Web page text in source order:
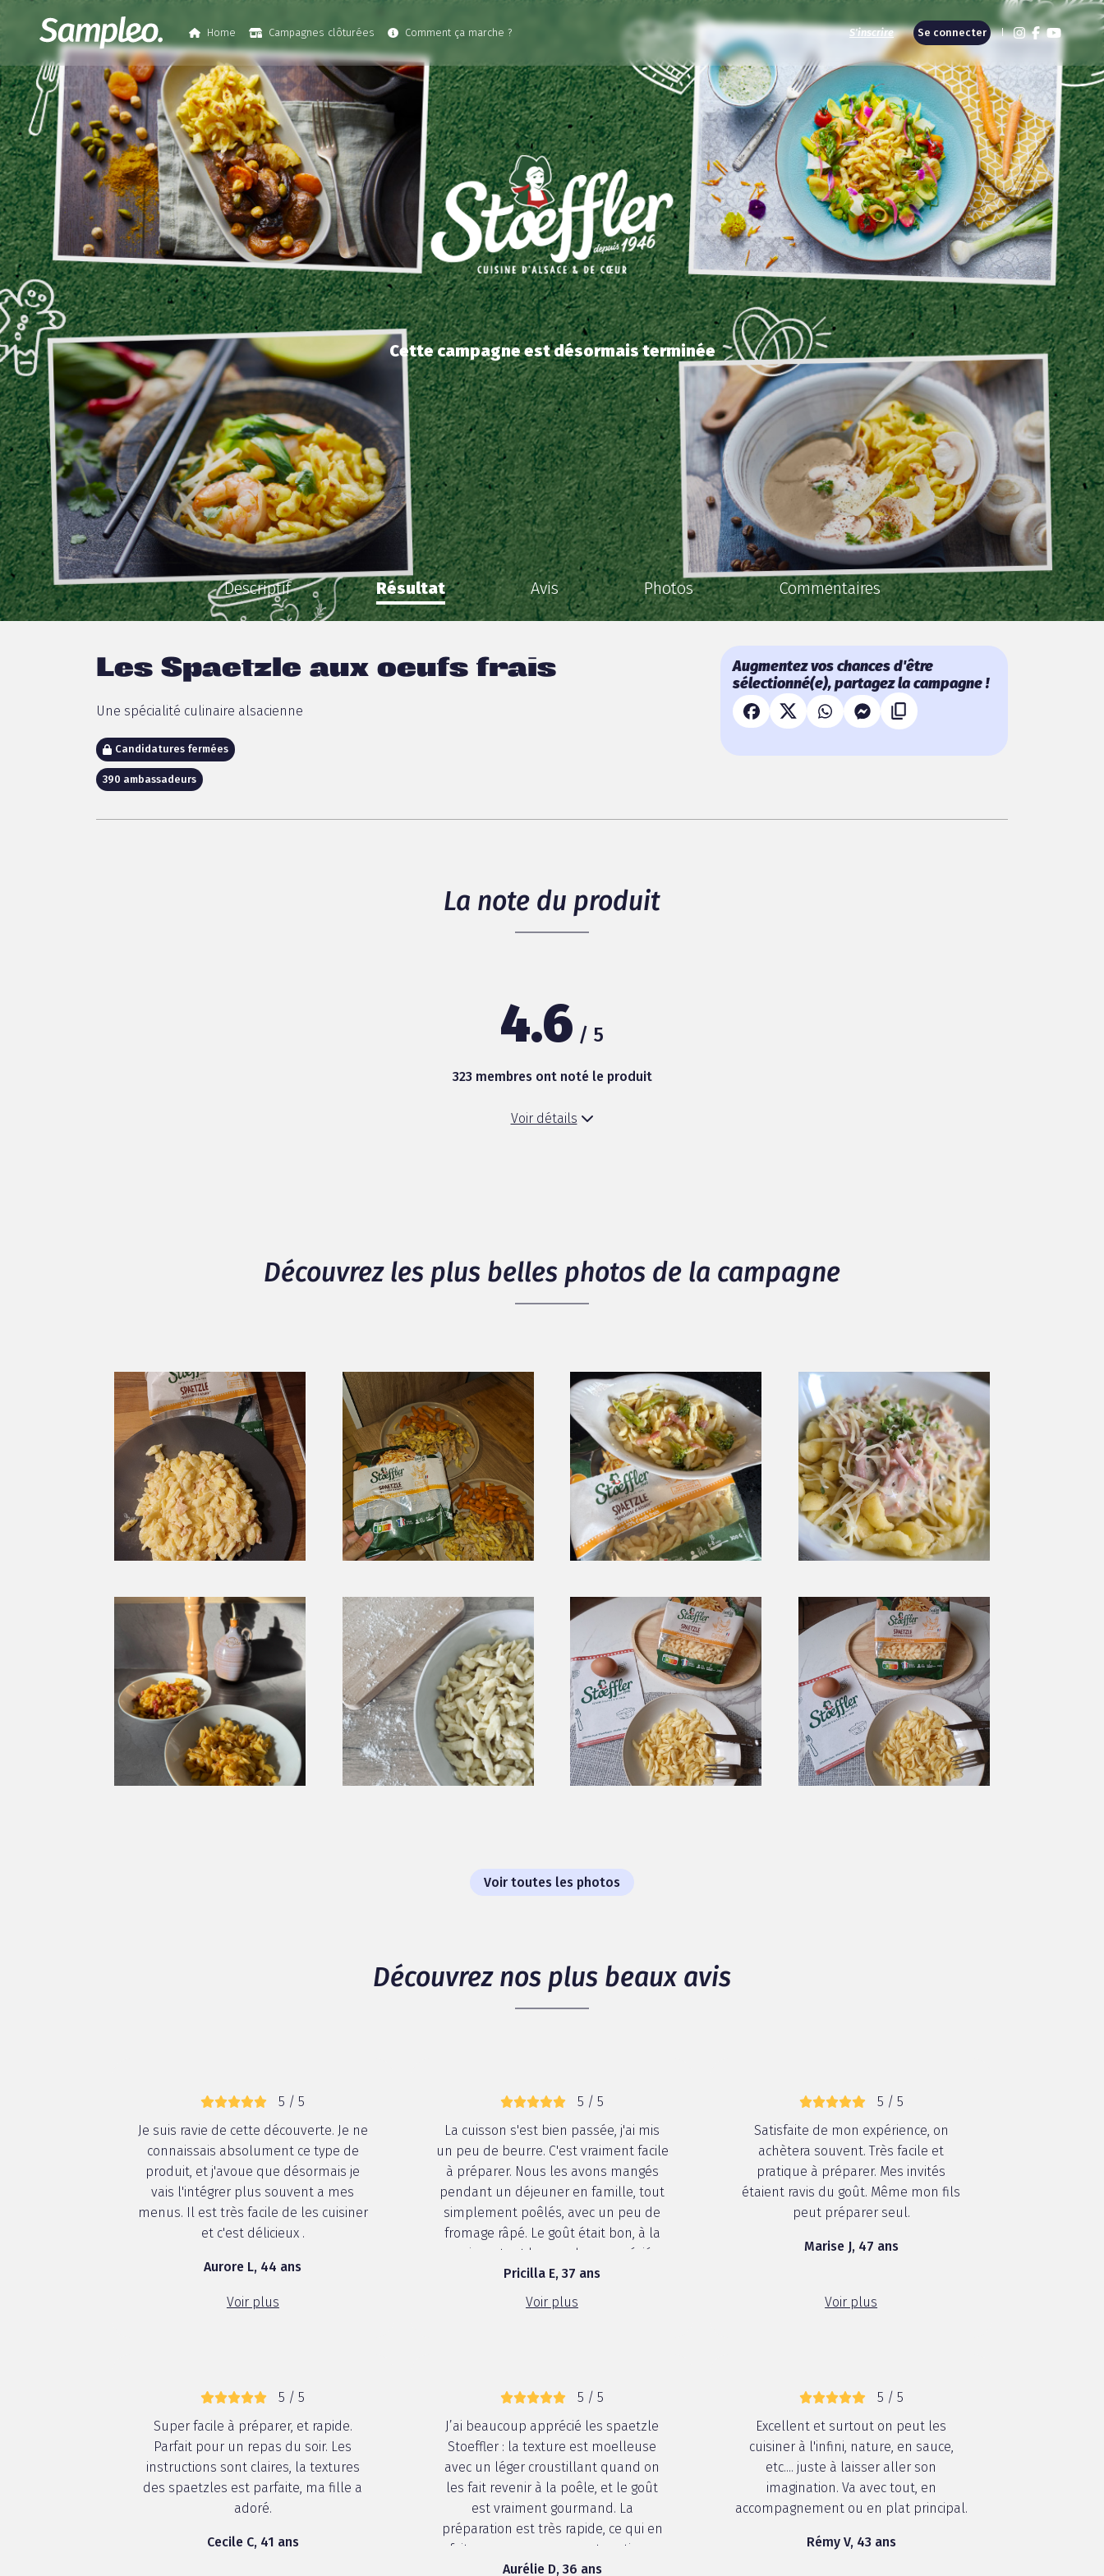
Home Campagnes clôturées Comment ça marche ? S'inscrire Se connecter
Cette campagne est désormais terminée
Descriptif Résultat Avis Photos Commentaires
Les Spaetzle aux oeufs frais
Une spécialité culinaire alsacienne
Candidatures fermées
390 ambassadeurs
Augmentez vos chances d'être
sélectionné(e), partagez la campagne !
La note du produit
4.6 / 5
323 membres ont noté le produit
S’intègre facilement à mes habitudes alimentaires
Voir détails
Découvrez les plus belles photos de la campagne
Voir toutes les photos
Découvrez nos plus beaux avis
5 / 5
Je suis ravie de cette découverte. Je ne
connaissais absolument ce type de
produit, et j'avoue que désormais je
vais l'intégrer plus souvent a mes
menus. Il est très facile de les cuisiner
et c'est délicieux .
Aurore L, 44 ans
Voir plus
5 / 5
La cuisson s'est bien passée, j'ai mis
un peu de beurre. C'est vraiment facile
à préparer. Nous les avons mangés
pendant un déjeuner en famille, tout
simplement poêlés, avec un peu de
fromage râpé. Le goût était bon, à la
maison, tout le monde a apprécié.
Pricilla E, 37 ans
Voir plus
5 / 5
Satisfaite de mon expérience, on
achètera souvent. Très facile et
pratique à préparer. Mes invités
étaient ravis du goût. Même mon fils
peut préparer seul.
Marise J, 47 ans
Voir plus
5 / 5
Super facile à préparer, et rapide.
Parfait pour un repas du soir. Les
instructions sont claires, la textures
des spaetzles est parfaite, ma fille a
adoré.
Cecile C, 41 ans
5 / 5
J’ai beaucoup apprécié les spaetzle
Stoeffler : la texture est moelleuse
avec un léger croustillant quand on
les fait revenir à la poêle, et le goût
est vraiment gourmand. La
préparation est très rapide, ce qui en
fait un accompagnement pratique
pour la viande ou les plats en sauce,
Aurélie D, 36 ans
5 / 5
Excellent et surtout on peut les
cuisiner à l'infini, nature, en sauce,
etc.... juste à laisser aller son
imagination. Va avec tout, en
accompagnement ou en plat principal.
Rémy V, 43 ans